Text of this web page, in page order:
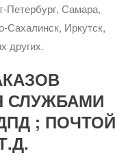
Петербург, Самара,
Сахалинск, Иркутск,
других.
СЛУЖБАМИ
; ПОЧТОЙ